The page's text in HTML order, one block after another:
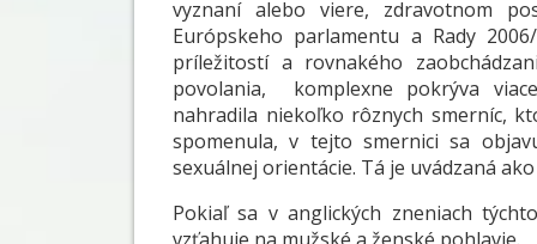
vyznaní alebo viere, zdravotnom
Európskeho parlamentu a Rady
príležitostí a rovnakého
povolania, komplexne pokrýva
nahradila niekoľko rôznych smerníc,
spomenula, v tejto smernici sa
sexuálnej orientácie. Tá je uvádzaná
Pokiaľ sa v anglických zneniach